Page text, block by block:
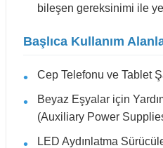
bileşen gereksinimi ile
Başlıca Kullanım
Cep Telefonu ve Tablet
Beyaz Eşyalar için
(Auxiliary Power
LED Aydınlatma